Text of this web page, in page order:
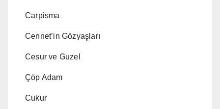
Carpisma
Cennet’in Gözyaşları
Cesur ve Guzel
Çöp Adam
Cukur